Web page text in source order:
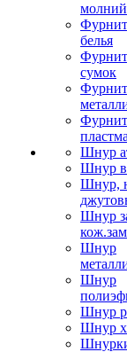
молний
белья
сумок
Шнур
Шнур
Шнур,
Шнур
кож.зам
Шнур
Шнур
Шнур
Шнур